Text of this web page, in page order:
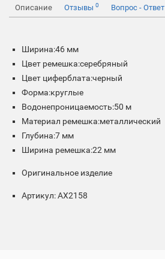
Описание Отзывы 0 Вопрос - Ответ
Ширина:46 мм
Цвет ремешка:серебряный
Цвет циферблата:черный
Форма:круглые
Водонепроницаемость:50 м
Материал ремешка:металлический
Глубина:7 мм
Ширина ремешка:22 мм
Оригинальное изделие
Артикул: AX2158